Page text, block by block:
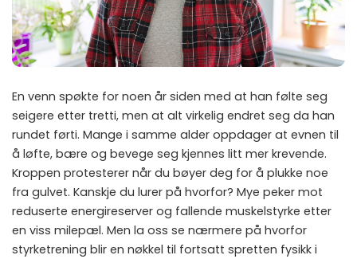
En venn spøkte for noen år siden med at han følte seg
seigere etter tretti, men at alt virkelig endret seg da han
rundet førti. Mange i samme alder oppdager at evnen til
å løfte, bære og bevege seg kjennes litt mer krevende.
Kroppen protesterer når du bøyer deg for å plukke noe
fra gulvet. Kanskje du lurer på hvorfor? Mye peker mot
reduserte energireserver og fallende muskelstyrke etter
en viss milepæl. Men la oss se nærmere på hvorfor
styrketrening blir en nøkkel til fortsatt spretten fysikk i